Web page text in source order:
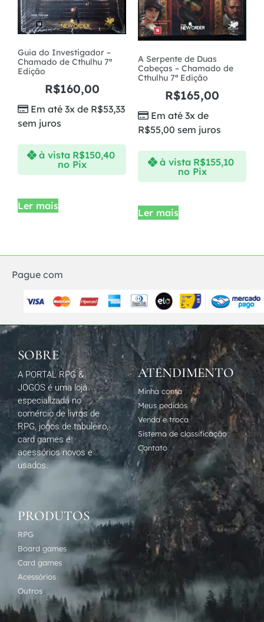
Guia do Investigador –
Chamado de Cthulhu 7ª
Edição
R$160,00
Em até 3x de R$53,33
sem juros
à vista R$150,40
no Pix
Ler mais
A Serpente de Duas
Cabeças – Chamado de
Cthulhu 7ª Edição
R$165,00
Em até 3x de
R$55,00 sem juros
à vista R$155,10
no Pix
Ler mais
Pague com
SOBRE
A PORTAL RPG &
JOGOS é uma loja
especializada no
comércio de livros de
RPG, jogos de tabuleiro,
card games e
acessórios novos e
usados.
ATENDIMENTO
Minha conta
Meus pedidos
Venda e troca
Sistema de classificação
Contato
PRODUTOS
RPG
Board games
Card games
Acessórios
Outros